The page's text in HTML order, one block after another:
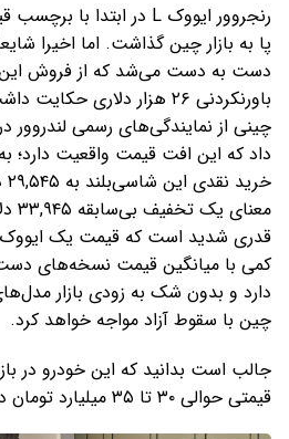
پا به بازار چین گذاشت. اما اخیرا
دست به دست می‌شد که از فروش
باورنکردنی ۲۶ هزار دلاری
چینی از نمایندگی‌های رسمی لندروور
داد که این افت قیمت واقعیت دارد؛
کمی با میانگین قیمت نسخه‌های
دارد و بدون شک به زودی بازار مدل‌های
چین با سقوط آزاد مواجه خواهد کرد.
جالب است بدانید که این خودرو در
قیمتی حوالی ۳۰ تا ۳۵ میلیارد تومان دارد.